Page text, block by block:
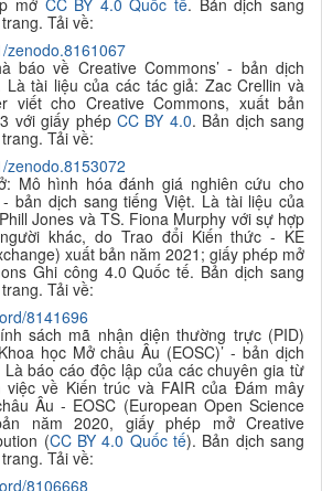
mở CC BY 4.0 Quốc tế. Bản dịch sang
Tải về:
zenodo.8161067
báo về Creative Commons’ - bản dịch
Là tài liệu của các tác giả: Zac Crellin và
viết cho Creative Commons, xuất bản
với giấy phép CC BY 4.0. Bản dịch sang
Tải về:
zenodo.8153072
Mô hình hóa đánh giá nghiên cứu cho
- bản dịch sang tiếng Việt. Là tài liệu của
Jones và TS. Fiona Murphy với sự hợp
khác, do Trao đổi Kiến thức - KE
xuất bản năm 2021; giấy phép mở
Ghi công 4.0 Quốc tế. Bản dịch sang
Tải về:
8141696
sách mã nhận diện thường trực (PID)
học Mở châu Âu (EOSC)’ - bản dịch
báo cáo độc lập của các chuyên gia từ
việc về Kiến trúc và FAIR của Đám mây
Âu - EOSC (European Open Science
năm 2020, giấy phép mở Creative
(CC BY 4.0 Quốc tế). Bản dịch sang
Tải về:
8106668